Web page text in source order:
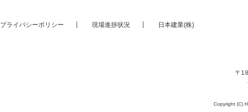
プライバシーポリシー 現場進捗状況 日本建業(株)
〒
Copyright (C)